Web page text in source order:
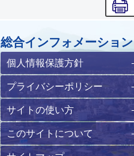
総合インフォメーション
個人情報保護方針
プライバシーポリシー
サイトの使い方
このサイトについて